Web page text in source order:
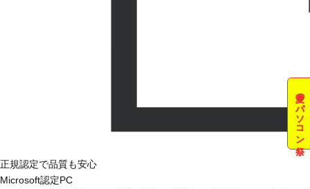
夏のパソコン祭
正規認定で品質も安心
Microsoft認定PC